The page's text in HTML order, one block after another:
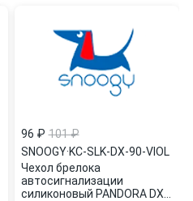
96 ₽ 101 ₽
SNOOGY·KC-SLK-DX-90-VIOL
Чехол брелока
автосигнализации
силиконовый PANDORA DX-